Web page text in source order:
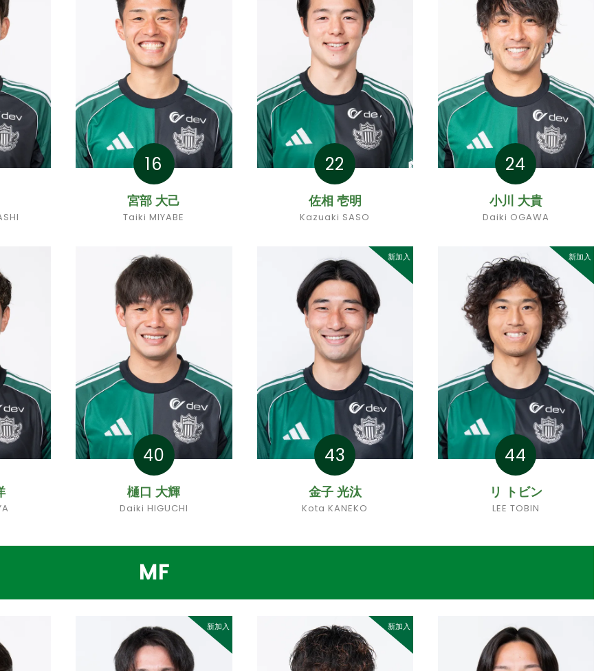
16
宮部 大己
Taiki MIYABE
22
佐相 壱明
Kazuaki SASO
24
小川 大貴
Daiki OGAWA
40
樋口 大輝
Daiki HIGUCHI
新加入
43
金子 光汰
Kota KANEKO
新加入
44
リ トビン
LEE TOBIN
MF
新加入 新加入